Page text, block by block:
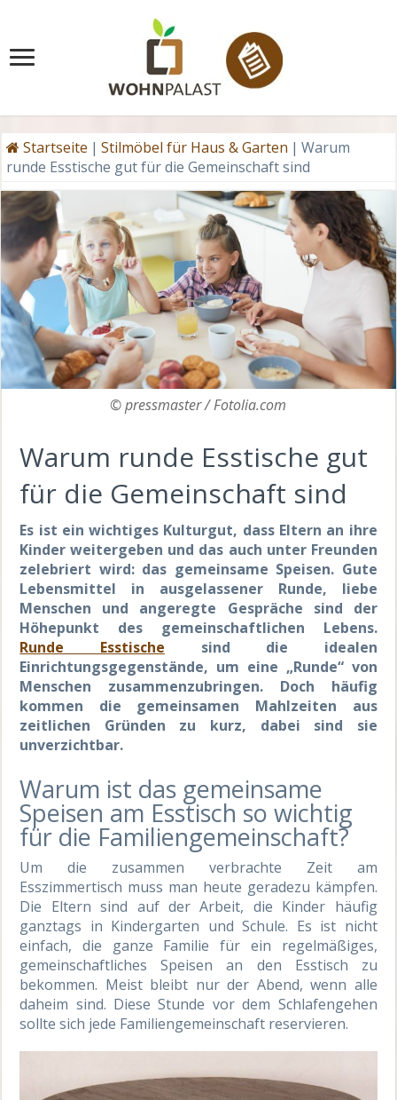
Startseite | Stilmöbel für Haus & Garten | Warum
runde Esstische gut für die Gemeinschaft sind
© pressmaster / Fotolia.com
Warum runde Esstische gut
für die Gemeinschaft sind
Es ist ein wichtiges Kulturgut, dass Eltern an ihre
Kinder weitergeben und das auch unter Freunden
zelebriert wird: das gemeinsame Speisen. Gute
Lebensmittel in ausgelassener Runde, liebe
Menschen und angeregte Gespräche sind der
Höhepunkt des gemeinschaftlichen Lebens.
Runde Esstische sind die idealen
Einrichtungsgegenstände, um eine „Runde“ von
Menschen zusammenzubringen. Doch häufig
kommen die gemeinsamen Mahlzeiten aus
zeitlichen Gründen zu kurz, dabei sind sie
unverzichtbar.
Warum ist das gemeinsame
Speisen am Esstisch so wichtig
für die Familiengemeinschaft?
Um die zusammen verbrachte Zeit am
Esszimmertisch muss man heute geradezu kämpfen.
Die Eltern sind auf der Arbeit, die Kinder häufig
ganztags in Kindergarten und Schule. Es ist nicht
einfach, die ganze Familie für ein regelmäßiges,
gemeinschaftliches Speisen an den Esstisch zu
bekommen. Meist bleibt nur der Abend, wenn alle
daheim sind. Diese Stunde vor dem Schlafengehen
sollte sich jede Familiengemeinschaft reservieren.